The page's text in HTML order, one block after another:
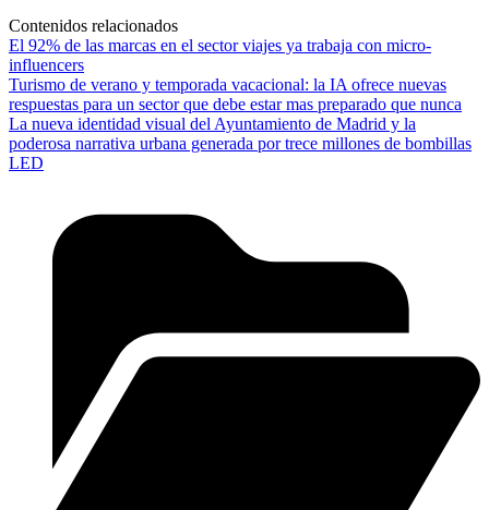
Contenidos relacionados
El 92% de las marcas en el sector viajes ya trabaja con micro-
influencers
Turismo de verano y temporada vacacional: la IA ofrece nuevas
respuestas para un sector que debe estar mas preparado que nunca
La nueva identidad visual del Ayuntamiento de Madrid y la
poderosa narrativa urbana generada por trece millones de bombillas
LED